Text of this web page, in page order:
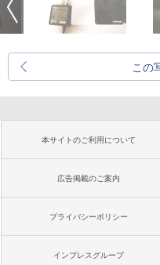
この
本サイトのご利用について
広告掲載のご案内
プライバシーポリシー
インプレスグループ